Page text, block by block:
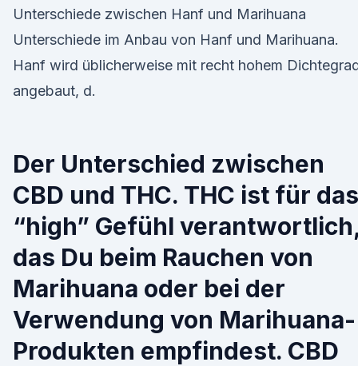
Unterschiede zwischen Hanf und Marihuana
Unterschiede im Anbau von Hanf und Marihuana.
Hanf wird üblicherweise mit recht hohem
angebaut, d.
Der Unterschied zwischen
CBD und THC. THC ist für das
“high” Gefühl
das Du beim Rauchen von
Marihuana oder bei der
Verwendung von Marihuana-
Produkten empfindest. CBD